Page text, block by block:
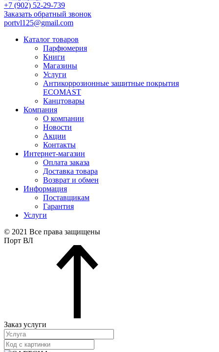
+7 (902) 52-29-739
Заказать обратный звонок
portvl125@gmail.com
Каталог товаров
Парфюмерия
Книги
Магазины
Услуги
Антикоррозионные защитные покрытия
ECOMAST
Канцтовары
Компания
О компании
Новости
Акции
Контакты
Интернет-магазин
Оплата заказа
Доставка товара
Возврат и обмен
Информация
Поставщикам
Гарантия
Услуги
© 2021 Все права защищены
Порт ВЛ
Заказ услуги